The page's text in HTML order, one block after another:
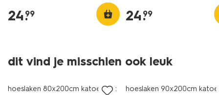
24.
99 24.
99
dit vind je misschien ook leuk
hoeslaken 80x200cm katoen wit hoeslaken 90x200cm